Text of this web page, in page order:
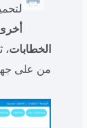
الخطابات،
من على